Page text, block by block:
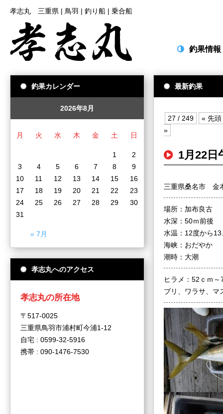
孝志丸 三重県 | 鳥羽 | 釣り船 | 乗合船
釣果情報
釣果カレンダー
2026年8月
月 火 水 木 金 土 日
« 7月
1
2
3
4 5 6 7 8
9
10
11 12 13 14 15
16
17
18 19 20 21 22
23
24
25 26 27 28 29
30
31
孝志丸へのアクセス
孝志丸の所在地
〒517-0025
三重県鳥羽市浦村町今浦1-12
自宅 : 0599-32-5916
携帯 : 090-1476-7530
最新釣果
27 / 249
« 先頭
»
1月22日
三重県桑名市 金
場所：加布良古
水深：50ｍ前後
水温：12度から
海峡：おだやか
潮時：大潮
ヒラメ：52ｃｍ～
ブリ、ワラサ、マ